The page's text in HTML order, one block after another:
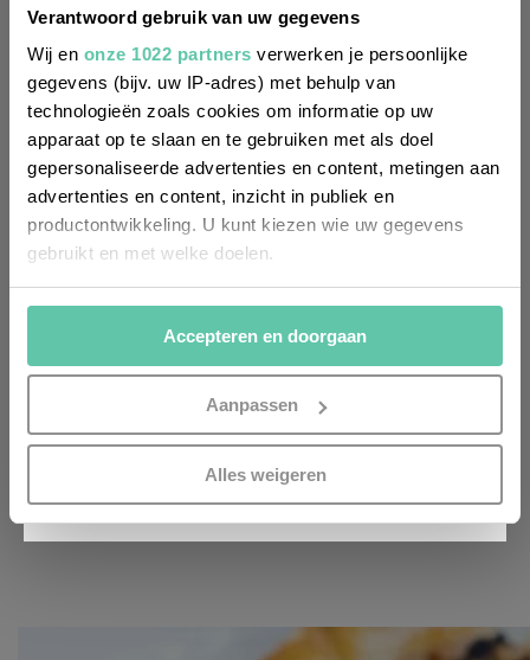
Verantwoord gebruik van uw gegevens
Wij en onze 1022 partners verwerken je persoonlijke
gegevens (bijv. uw IP-adres) met behulp van
technologieën zoals cookies om informatie op uw
apparaat op te slaan en te gebruiken met als doel
gepersonaliseerde advertenties en content, metingen aan
advertenties en content, inzicht in publiek en
productontwikkeling. U kunt kiezen wie uw gegevens
gebruikt en met welke doelen.
Als u het toestaat, willen we ook graag:
Informatie verzamelen over uw geografische
locatie, die tot een paar meter nauwkeurig kan zijn
Uw apparaat identificeren door het actief te
scannen op specifieke eigenschappen (fingerprinting)
verwerkt en stel uw voorkeuren in het
U kunt uw toestemming op elk moment wijzigen of
intrekken in de Cookieverklaring.
informeren we je over het gebruik van
analytische en
Accepteren en doorgaan
Aanpassen
Alles weigeren
Wil je altijd als eerste op de hoogte zijn
van de laatste nieuwtjes, leuke adressen
en inspirerende tips voor Frankrijk? Meld
je dan aan voor onze 2-wekelijkse
nieuwsbrief. Zo gedaan!